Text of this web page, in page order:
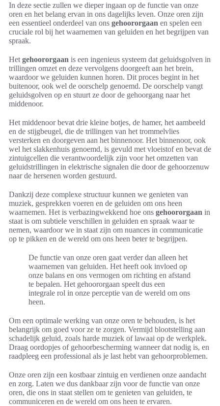
In deze sectie zullen we dieper ingaan op de functie van onze
oren en het belang ervan in ons dagelijks leven. Onze oren zijn
een essentieel onderdeel van ons gehoororgaan en spelen een
cruciale rol bij het waarnemen van geluiden en het begrijpen van
spraak.
Het gehoororgaan is een ingenieus systeem dat geluidsgolven in
trillingen omzet en deze vervolgens doorgeeft aan het brein,
waardoor we geluiden kunnen horen. Dit proces begint in het
buitenoor, ook wel de oorschelp genoemd. De oorschelp vangt
geluidsgolven op en stuurt ze door de gehoorgang naar het
middenoor.
Het middenoor bevat drie kleine botjes, de hamer, het aambeeld
en de stijgbeugel, die de trillingen van het trommelvlies
versterken en doorgeven aan het binnenoor. Het binnenoor, ook
wel het slakkenhuis genoemd, is gevuld met vloeistof en bevat de
zintuigcellen die verantwoordelijk zijn voor het omzetten van
geluidstrillingen in elektrische signalen die door de gehoorzenuw
naar de hersenen worden gestuurd.
Dankzij deze complexe structuur kunnen we genieten van
muziek, gesprekken voeren en de geluiden om ons heen
waarnemen. Het is verbazingwekkend hoe ons gehoororgaan in
staat is om subtiele verschillen in geluiden en spraak waar te
nemen, waardoor we in staat zijn om nuances in communicatie
op te pikken en de wereld om ons heen beter te begrijpen.
De functie van onze oren gaat verder dan alleen het
waarnemen van geluiden. Het heeft ook invloed op
onze balans en ons vermogen om richting en afstand
te bepalen. Het gehoororgaan speelt dus een
integrale rol in onze perceptie van de wereld om ons
heen.
Om een optimale werking van onze oren te behouden, is het
belangrijk om goed voor ze te zorgen. Vermijd blootstelling aan
schadelijk geluid, zoals harde muziek of lawaai op de werkplek.
Draag oordopjes of gehoorbescherming wanneer dat nodig is, en
raadpleeg een professional als je last hebt van gehoorproblemen.
Onze oren zijn een kostbaar zintuig en verdienen onze aandacht
en zorg. Laten we dus dankbaar zijn voor de functie van onze
oren, die ons in staat stellen om te genieten van geluiden, te
communiceren en de wereld om ons heen te ervaren.